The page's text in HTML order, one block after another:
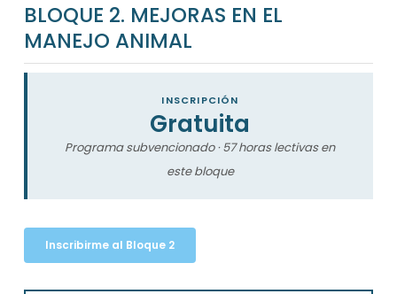
BLOQUE 2. MEJORAS EN EL
MANEJO ANIMAL
INSCRIPCIÓN
Gratuita
Programa subvencionado · 57 horas lectivas en
este bloque
Inscribirme al Bloque 2